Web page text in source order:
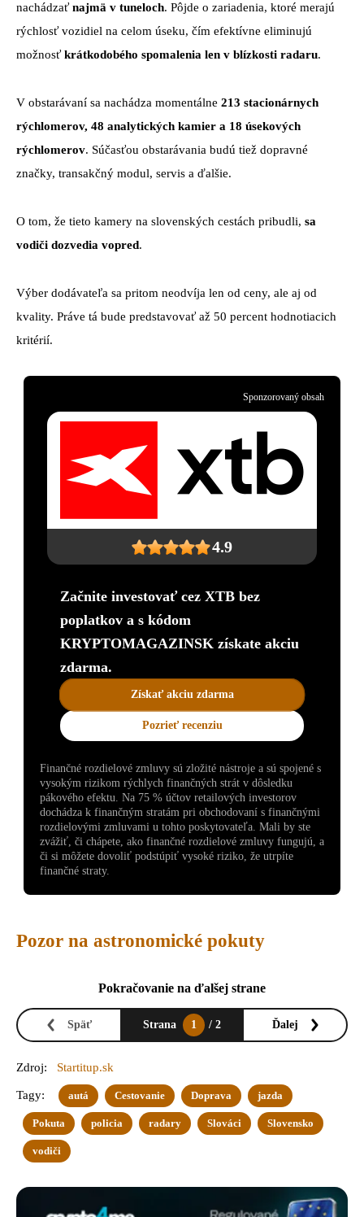
nachádzať najmä v tuneloch. Pôjde o zariadenia, ktoré merajú
rýchlosť vozidiel na celom úseku, čím efektívne eliminujú
možnosť krátkodobého spomalenia len v blízkosti radaru.
V obstarávaní sa nachádza momentálne 213 stacionárnych
rýchlomerov, 48 analytických kamier a 18 úsekových
rýchlomerov. Súčasťou obstarávania budú tiež dopravné
značky, transakčný modul, servis a ďalšie.
O tom, že tieto kamery na slovenských cestách pribudli, sa
vodiči dozvedia vopred.
Výber dodávateľa sa pritom neodvíja len od ceny, ale aj od
kvality. Práve tá bude predstavovať až 50 percent hodnotiacich
kritérií.
4.9
Začnite investovať cez XTB bez
poplatkov a s kódom
KRYPTOMAGAZINSK získate akciu
zdarma.
Získať akciu zdarma
Pozrieť recenziu
Sponzorovaný obsah
Finančné rozdielové zmluvy sú zložité nástroje a sú spojené s
vysokým rizikom rýchlych finančných strát v dôsledku
pákového efektu. Na 75 % účtov retailových investorov
dochádza k finančným stratám pri obchodovaní s finančnými
rozdielovými zmluvami u tohto poskytovateľa. Mali by ste
zvážiť, či chápete, ako finančné rozdielové zmluvy fungujú, a
či si môžete dovoliť podstúpiť vysoké riziko, že utrpíte
finančné straty.
Pozor na astronomické pokuty
Pokračovanie na ďalšej strane
Späť Strana 1 / 2 Ďalej
Zdroj: Startitup.sk
Tagy: autá Cestovanie Doprava jazda
Pokuta policia radary Slováci Slovensko
vodiči